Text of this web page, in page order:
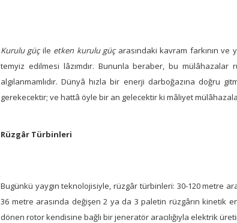
Kurulu güçile etken kurulu güçarasındaki kavram farkının ve
temyiz edilmesi lâzımdır. Bununla beraber, bu
algılanmamlıdır. Dünyâ hızla bir enerji darboğazına doğru
gerekecektir; ve hattâ öyle bir an gelecektir ki mâliyet
Rüzgâr Türbinleri
Bugünkü yaygın teknolojisiyle, rüzgâr türbinleri: 30-120 metre
36 metre arasında değişen 2 ya da 3 paletin rüzgârın kinetik
dönen rotor kendisine bağlı bir jeneratör aracılığıyla elektrik